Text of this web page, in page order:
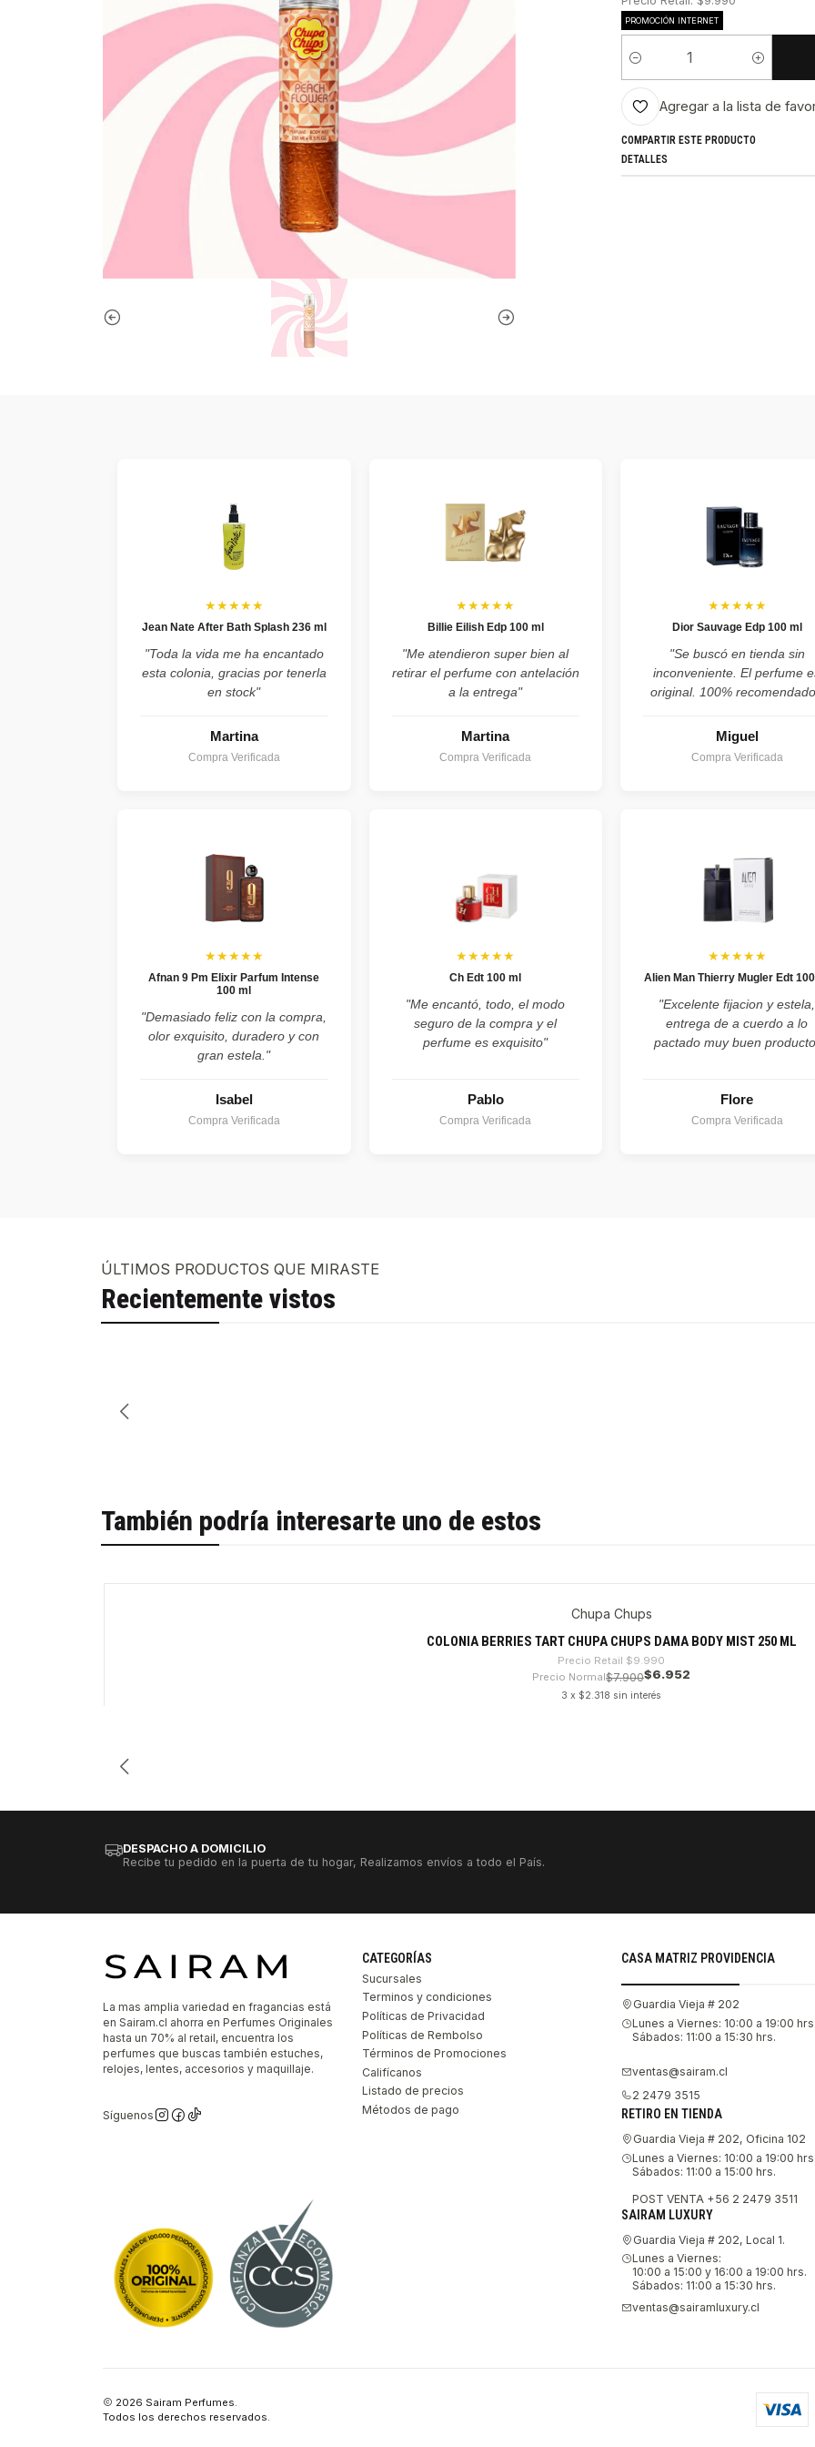
PROMOCIÓN INTERNET
Cantidad
Agregar a la lista de
COMPARTIR ESTE PRODUCTO
DETALLES
★★★★★
Jean Nate After Bath Splash 236 ml
"Toda la vida me ha encantado
esta colonia, gracias por tenerla
en stock"
Martina
Compra Verificada
★★★★★
Billie Eilish Edp 100 ml
"Me atendieron super bien al
retirar el perfume con antelación
a la entrega"
Martina
Compra Verificada
★★★★★
Dior Sauvage Edp 100 ml
"Se buscó en tienda sin
inconveniente. El perfume
original. 100%
Miguel
Compra Verificada
★★★★★
Afnan 9 Pm Elixir Parfum Intense
100 ml
"Demasiado feliz con la compra,
olor exquisito, duradero y con
gran estela."
Isabel
Compra Verificada
★★★★★
Ch Edt 100 ml
"Me encantó, todo, el modo
seguro de la compra y el
perfume es exquisito"
Pablo
Compra Verificada
★★★★★
Alien Man Thierry Mugler Edt
"Excelente fijacion y estela,
entrega de a cuerdo a lo
pactado muy buen
Flore
Compra Verificada
ÚLTIMOS PRODUCTOS QUE MIRASTE
Recientemente vistos
También podría interesarte uno de estos
Chupa Chups
COLONIA BERRIES TART CHUPA CHUPS DAMA BODY MIST 250 ML
Precio Retail $9.990
Precio Normal$7.900$6.952
3 x $2.318 sin interés
DESPACHO A DOMICILIO
Recibe tu pedido en la puerta de tu hogar, Realizamos envíos a todo el País.
La mas amplia variedad en fragancias está
en Sairam.cl ahorra en Perfumes Originales
hasta un 70% al retail, encuentra los
perfumes que buscas también estuches,
relojes, lentes, accesorios y maquillaje.
Síguenos
CATEGORÍAS
Sucursales
Terminos y condiciones
Políticas de Privacidad
Políticas de Rembolso
Términos de Promociones
Califícanos
Listado de precios
Métodos de pago
CASA MATRIZ PROVIDENCIA
Guardia Vieja # 202
Lunes a Viernes: 10:00 a 19:00
Sábados: 11:00 a 15:30 hrs.
ventas@sairam.cl
2 2479 3515
RETIRO EN TIENDA
Guardia Vieja # 202, Oficina 102
Lunes a Viernes: 10:00 a 19:00
Sábados: 11:00 a 15:00 hrs.
POST VENTA +56 2 2479 3511
SAIRAM LUXURY
Guardia Vieja # 202, Local 1.
Lunes a Viernes:
10:00 a 15:00 y 16:00 a 19:00 hrs.
Sábados: 11:00 a 15:30 hrs.
ventas@sairamluxury.cl
2026 Sairam Perfumes.
Todos los derechos reservados.